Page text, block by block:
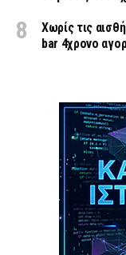
Χωρίς τις
bar 4χρονο